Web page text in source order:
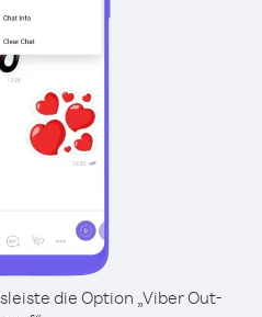
die Option „Viber Out-